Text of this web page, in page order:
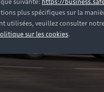
plus spécifiques sur la
utilisées, veuillez consulter
sur les cookies.